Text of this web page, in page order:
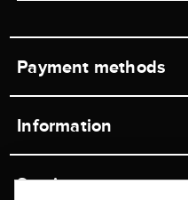
Payment methods
Information
Service